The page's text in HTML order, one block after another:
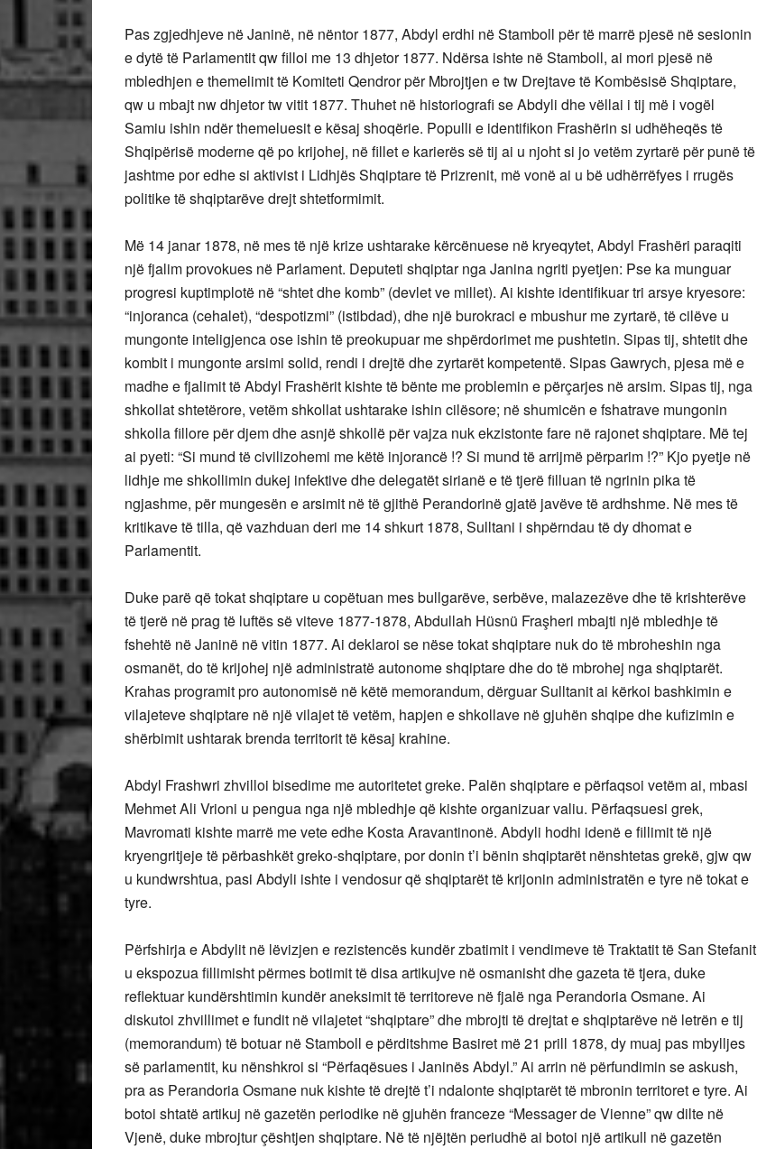
Pas zgjedhjeve në Janinë, në nëntor 1877, Abdyl erdhi në Stamboll për të marrë pjesë në sesionin
e dytë të Parlamentit qw filloi me 13 dhjetor 1877. Ndërsa ishte në Stamboll, ai mori pjesë në
mbledhjen e themelimit të Komiteti Qendror për Mbrojtjen e tw Drejtave të Kombësisë Shqiptare,
qw u mbajt nw dhjetor tw vitit 1877. Thuhet në historiografi se Abdyli dhe vëllai i tij më i vogël
Samiu ishin ndër themeluesit e kësaj shoqërie. Populli e identifikon Frashërin si udhëheqës të
Shqipërisë moderne që po krijohej, në fillet e karierës së tij ai u njoht si jo vetëm zyrtarë për punë të
jashtme por edhe si aktivist i Lidhjës Shqiptare të Prizrenit, më vonë ai u bë udhërrëfyes i rrugës
politike të shqiptarëve drejt shtetformimit.
Më 14 janar 1878, në mes të një krize ushtarake kërcënuese në kryeqytet, Abdyl Frashëri paraqiti
një fjalim provokues në Parlament. Deputeti shqiptar nga Janina ngriti pyetjen: Pse ka munguar
progresi kuptimplotë në “shtet dhe komb” (devlet ve millet). Ai kishte identifikuar tri arsye kryesore:
“injoranca (cehalet), “despotizmi” (istibdad), dhe një burokraci e mbushur me zyrtarë, të cilëve u
mungonte inteligjenca ose ishin të preokupuar me shpërdorimet me pushtetin. Sipas tij, shtetit dhe
kombit i mungonte arsimi solid, rendi i drejtë dhe zyrtarët kompetentë. Sipas Gawrych, pjesa më e
madhe e fjalimit të Abdyl Frashërit kishte të bënte me problemin e përçarjes në arsim. Sipas tij, nga
shkollat shtetërore, vetëm shkollat ushtarake ishin cilësore; në shumicën e fshatrave mungonin
shkolla fillore për djem dhe asnjë shkollë për vajza nuk ekzistonte fare në rajonet shqiptare. Më tej
ai pyeti: “Si mund të civilizohemi me këtë injorancë !? Si mund të arrijmë përparim !?” Kjo pyetje në
lidhje me shkollimin dukej infektive dhe delegatët sirianë e të tjerë filluan të ngrinin pika të
ngjashme, për mungesën e arsimit në të gjithë Perandorinë gjatë javëve të ardhshme. Në mes të
kritikave të tilla, që vazhduan deri me 14 shkurt 1878, Sulltani i shpërndau të dy dhomat e
Parlamentit.
Duke parë që tokat shqiptare u copëtuan mes bullgarëve, serbëve, malazezëve dhe të krishterëve
të tjerë në prag të luftës së viteve 1877-1878, Abdullah Hüsnü Fraşheri mbajti një mbledhje të
fshehtë në Janinë në vitin 1877. Ai deklaroi se nëse tokat shqiptare nuk do të mbroheshin nga
osmanët, do të krijohej një administratë autonome shqiptare dhe do të mbrohej nga shqiptarët.
Krahas programit pro autonomisë në këtë memorandum, dërguar Sulltanit ai kërkoi bashkimin e
vilajeteve shqiptare në një vilajet të vetëm, hapjen e shkollave në gjuhën shqipe dhe kufizimin e
shërbimit ushtarak brenda territorit të kësaj krahine.
Abdyl Frashwri zhvilloi bisedime me autoritetet greke. Palën shqiptare e përfaqsoi vetëm ai, mbasi
Mehmet Ali Vrioni u pengua nga një mbledhje që kishte organizuar valiu. Përfaqsuesi grek,
Mavromati kishte marrë me vete edhe Kosta Aravantinonë. Abdyli hodhi idenë e fillimit të një
kryengritjeje të përbashkët greko-shqiptare, por donin t’i bënin shqiptarët nënshtetas grekë, gjw qw
u kundwrshtua, pasi Abdyli ishte i vendosur që shqiptarët të krijonin administratën e tyre në tokat e
tyre.
Përfshirja e Abdylit në lëvizjen e rezistencës kundër zbatimit i vendimeve të Traktatit të San Stefanit
u ekspozua fillimisht përmes botimit të disa artikujve në osmanisht dhe gazeta të tjera, duke
reflektuar kundërshtimin kundër aneksimit të territoreve në fjalë nga Perandoria Osmane. Ai
diskutoi zhvillimet e fundit në vilajetet “shqiptare” dhe mbrojti të drejtat e shqiptarëve në letrën e tij
(memorandum) të botuar në Stamboll e përditshme Basiret më 21 prill 1878, dy muaj pas mbylljes
së parlamentit, ku nënshkroi si “Përfaqësues i Janinës Abdyl.” Ai arrin në përfundimin se askush,
pra as Perandoria Osmane nuk kishte të drejtë t’i ndalonte shqiptarët të mbronin territoret e tyre. Ai
botoi shtatë artikuj në gazetën periodike në gjuhën franceze “Messager de Vienne” qw dilte në
Vjenë, duke mbrojtur çështjen shqiptare. Në të njëjtën periudhë ai botoi një artikull në gazetën